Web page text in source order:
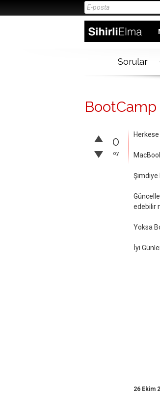
Sorular
0
oy
Şimdiye
edebilir
Yoksa
İyi
26 Ekim